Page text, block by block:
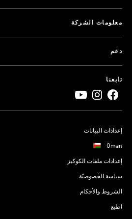
معلومات الشركة
دعم
تابعنا
إعدادات البيانات
Oman
إعدادات ملفات الكوكيز
سياسة الخصوصيّة
الشروط والأحكام
اطبع